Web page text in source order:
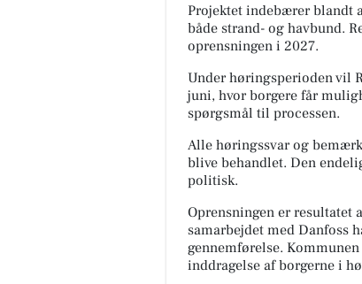
Projektet indebærer blandt
både strand- og havbund.
oprensningen i 2027.
Under høringsperioden vil
juni, hvor borgere får
spørgsmål til processen.
Alle høringssvar og
blive behandlet. Den
politisk.
Oprensningen er resultatet
samarbejdet med Danfoss
gennemførelse.
inddragelse af borgerne i